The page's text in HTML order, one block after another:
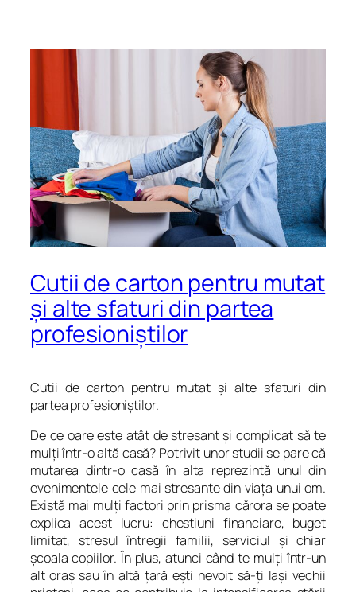
Cutii de carton pentru mutat
şi alte sfaturi din partea
profesioniştilor
Cutii de carton pentru mutat şi alte sfaturi din
partea profesioniştilor.
De ce oare este atât de stresant şi complicat să te
mulţi într-o altă casă? Potrivit unor studii se pare că
mutarea dintr-o casă în alta reprezintă unul din
evenimentele cele mai stresante din viaţa unui om.
Există mai mulţi factori prin prisma cărora se poate
explica acest lucru: chestiuni financiare, buget
limitat, stresul întregii familii, serviciul şi chiar
şcoala copiilor. În plus, atunci când te mulţi într-un
alt oraş sau în altă ţară eşti nevoit să-ţi laşi vechii